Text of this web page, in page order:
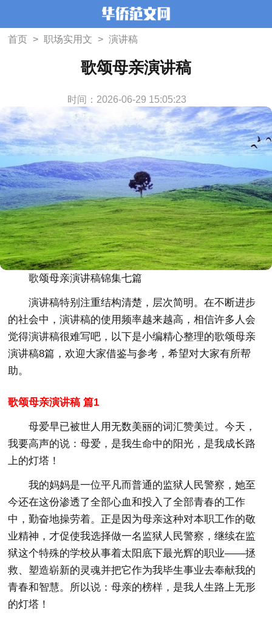
首页 > 职场实用文 > 演讲稿
歌颂母亲演讲稿
时间：2026-06-29 15:05:23
歌颂母亲演讲稿锦集七篇
演讲稿特别注重结构清楚，层次简明。在不断进步
的社会中，演讲稿的使用频率越来越高，相信许多人会
觉得演讲稿很难写吧，以下是小编精心整理的歌颂母亲
演讲稿8篇，欢迎大家借鉴与参考，希望对大家有所帮
助。
歌颂母亲演讲稿 篇1
母爱早已被世人用无数美丽的词汇赞美过。今天，
我要高声的说：母爱，是我生命中的阳光，是我成长路
上的灯塔！
我的妈妈是一位平凡而普通的监狱人民警察，她至
今还在这份渗透了全部心血和投入了全部青春的工作
中，勤奋地操劳着。正是因为母亲这种对本职工作的敬
业精神，才促使我选择做一名监狱人民警察，继续在监
狱这个特殊的学校从事着太阳底下最光辉的职业——拯
救、塑造崭新的灵魂并把它作为我毕生事业去奉献我的
青春和智慧。所以说：母亲的榜样，是我人生路上无形
的灯塔！